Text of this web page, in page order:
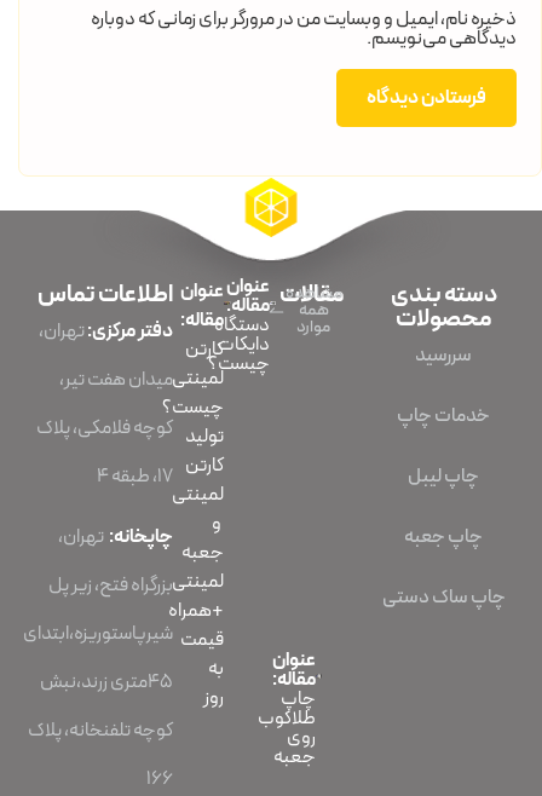
ذخیره نام، ایمیل و وبسایت من در مرورگر برای زمانی که دوباره
دیدگاهی می‌نویسم.
دسته بندی
محصولات
سررسید
خدمات چاپ
چاپ لیبل
چاپ جعبه
چاپ ساک دستی
مقالات
مشاهده
همه
موارد
عنوان
مقاله:
چاپ
طلاکوب
روی
جعبه
عنوان
مقاله:
دستگاه
دایکات
چیست؟
عنوان
مقاله:
کارتن
لمینتی
چیست؟
تولید
کارتن
لمینتی
و
جعبه
لمینتی
+همراه
قیمت
به
روز
اطلاعات تماس
دفتر مرکزی:تهران،
میدان هفت تیر،
کوچه فلامکی، پلاک
۱۷، طبقه ۴
چاپخانه: تهران،
بزرگراه فتح، زیر پل
شیرپاستوریزه،ابتدای
45متری زرند،نبش
کوچه تلفنخانه، پلاک
166